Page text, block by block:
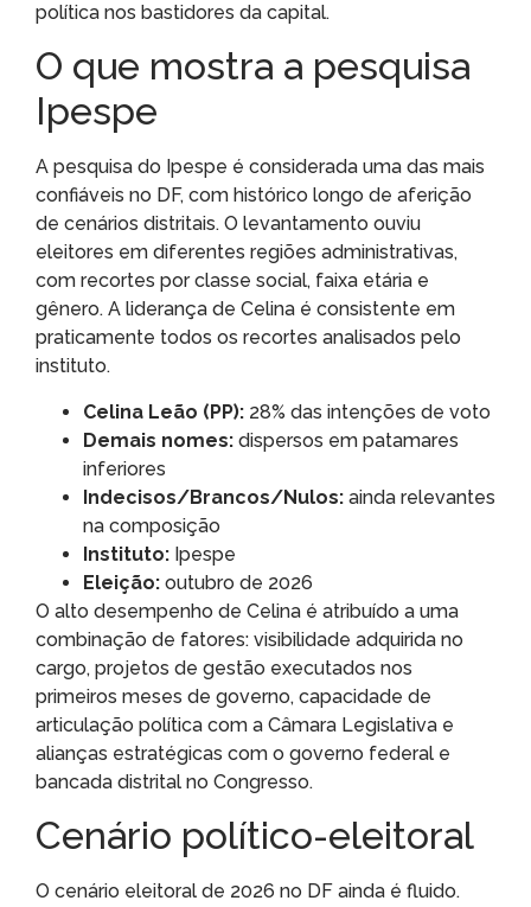
política nos bastidores da capital.
O que mostra a pesquisa
Ipespe
A pesquisa do Ipespe é considerada uma das mais
confiáveis no DF, com histórico longo de aferição
de cenários distritais. O levantamento ouviu
eleitores em diferentes regiões administrativas,
com recortes por classe social, faixa etária e
gênero. A liderança de Celina é consistente em
praticamente todos os recortes analisados pelo
instituto.
Celina Leão (PP): 28% das intenções de voto
Demais nomes: dispersos em patamares
inferiores
Indecisos/Brancos/Nulos: ainda relevantes
na composição
Instituto: Ipespe
Eleição: outubro de 2026
O alto desempenho de Celina é atribuído a uma
combinação de fatores: visibilidade adquirida no
cargo, projetos de gestão executados nos
primeiros meses de governo, capacidade de
articulação política com a Câmara Legislativa e
alianças estratégicas com o governo federal e
bancada distrital no Congresso.
Cenário político-eleitoral
O cenário eleitoral de 2026 no DF ainda é fluido.